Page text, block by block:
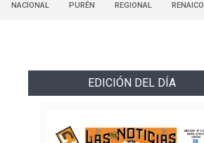
NACIONAL PURÉN REGIONAL RENAICO
EDICIÓN DEL DÍA